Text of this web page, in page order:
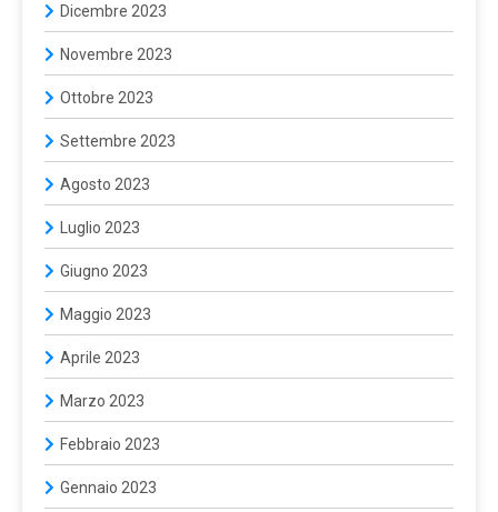
Dicembre 2023
Novembre 2023
Ottobre 2023
Settembre 2023
Agosto 2023
Luglio 2023
Giugno 2023
Maggio 2023
Aprile 2023
Marzo 2023
Febbraio 2023
Gennaio 2023